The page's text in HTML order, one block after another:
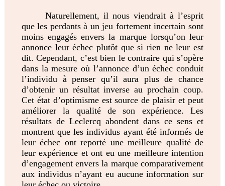
Naturellement, il nous viendrait à l’esprit
que les perdants à un jeu fortement incertain sont
moins engagés envers la marque lorsqu’on leur
annonce leur échec plutôt que si rien ne leur est
dit. Cependant, c’est bien le contraire qui s’opère
dans la mesure où l’annonce d’un échec conduit
l’individu à penser qu’il aura plus de chance
d’obtenir un résultat inverse au prochain coup.
Cet état d’optimisme est source de plaisir et peut
améliorer la qualité de son expérience. Les
résultats de Leclercq abondent dans ce sens et
montrent que les individus ayant été informés de
leur échec ont reporté une meilleure qualité de
leur expérience et ont eu une meilleure intention
d’engagement envers la marque comparativement
aux individus n’ayant eu aucune information sur